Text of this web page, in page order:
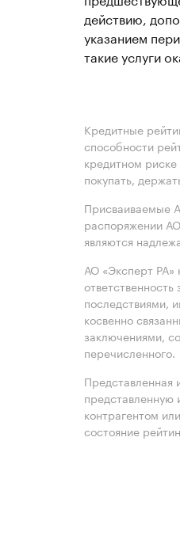
действию,
указанием
такие услуги
Кредитные
способности
кредитном
покупать,
Присваиваемые
распоряжении
являются
АО «Эксперт РА»
последствиями,
косвенно
заключениями,
перечисленного.
Представленная
представленную
контрагентом
состояние